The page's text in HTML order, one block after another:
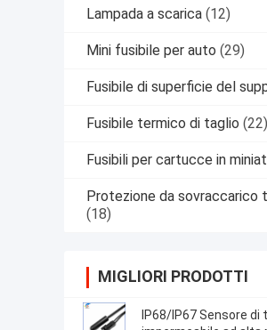
Lampada a scarica (12)
Mini fusibile per auto (29)
Fusibile di superficie del
Fusibile termico di taglio (22)
Fusibili per cartucce in
Protezione da sovraccarico
(18)
MIGLIORI PRODOTTI
IP68/IP67 Sensore